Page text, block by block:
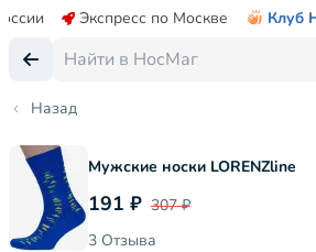
Экспресс по Москве Клуб
Назад
Мужские носки LORENZline
191 ₽ 307 ₽
3 Отзыва